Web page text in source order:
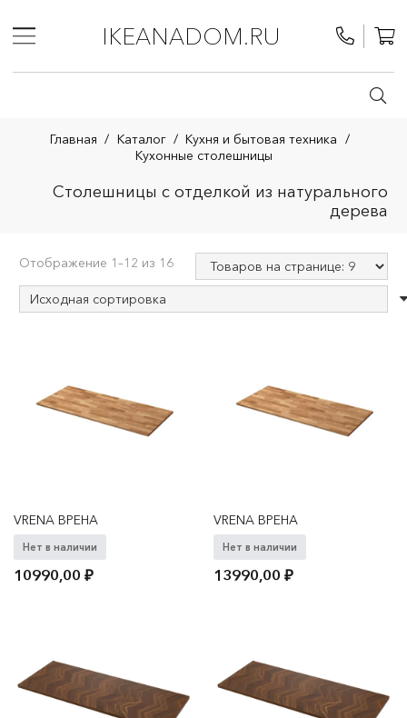
IKEANADOM.RU
Главная / Каталог / Кухня и бытовая техника /
Кухонные столешницы
Столешницы с отделкой из натурального
дерева
Отображение 1–12 из 16
VRENA ВРЕНА
Нет в наличии
10990,00₽
VRENA ВРЕНА
Нет в наличии
13990,00₽